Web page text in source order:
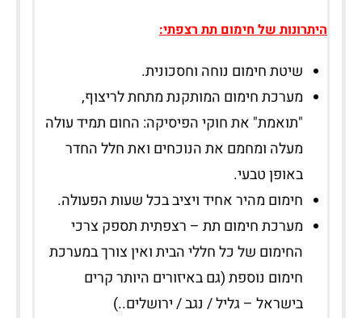
היתרונות של חימום תת רצפתי:
שיטת חימום נוחה וחסכונית.
מערכת חימום המותקנת מתחת לריצוף,
"תואמת" את חוקי הפיסיקה: החום תמיד עולה
מעלה ומחמם את הנוכחים ואת חלל החדר
באופן טבעי.
חימום מהיר אחיד ויציב בכל שעות הפעולה.
מערכת חימום תת – רצפתית תספק צרכי
החימום של כל חללי הבית ואין צורך במערכת
חימום נוספת (גם באיזורים היותר קרים
בישראל – גליל / נגב / ירושלים..)